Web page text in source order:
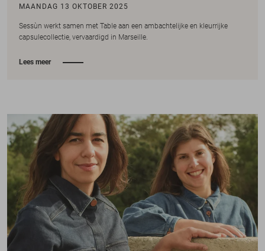
MAANDAG 13 OKTOBER 2025
Sessùn werkt samen met Table aan een ambachtelijke en kleurrijke
capsulecollectie, vervaardigd in Marseille.
Lees meer